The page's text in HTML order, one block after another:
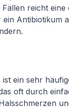
reicht eine
ein Antibiotikum
ist ein sehr
oft durch